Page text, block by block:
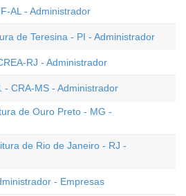
AL - Administrador
de Teresina - PI - Administrador
RJ - Administrador
- CRA-MS - Administrador
de Ouro Preto - MG -
de Rio de Janeiro - RJ -
- Empresas